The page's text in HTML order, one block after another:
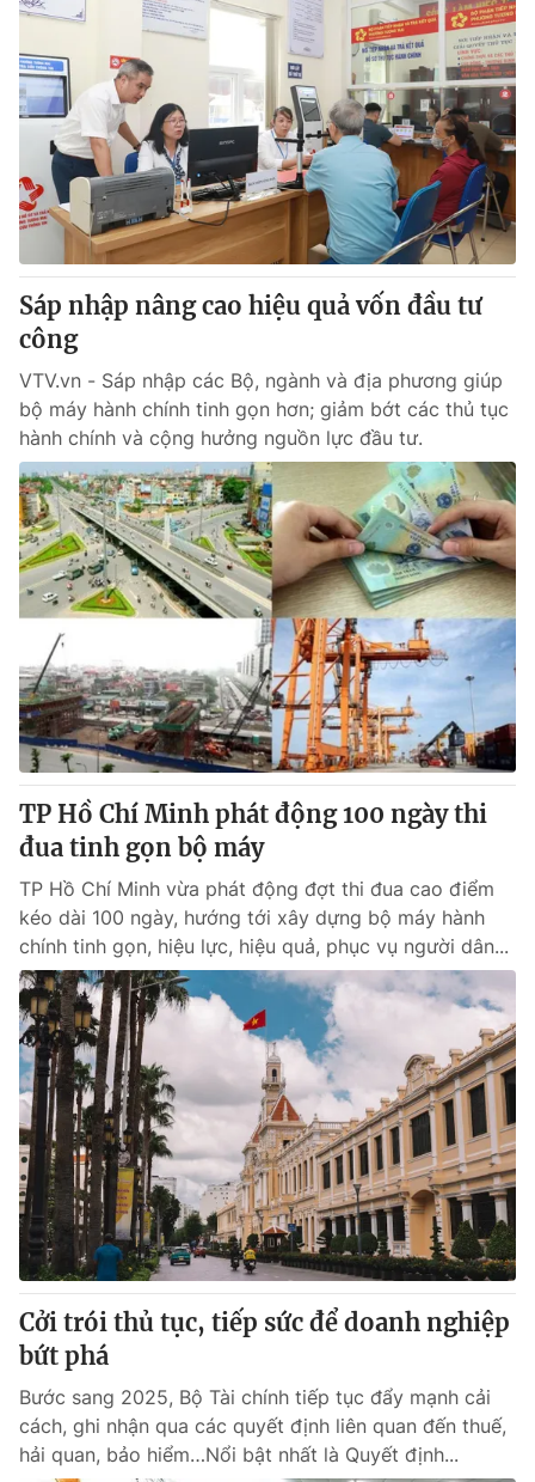
Sáp nhập nâng cao hiệu quả vốn đầu tư
công
VTV.vn - Sáp nhập các Bộ, ngành và địa phương giúp
bộ máy hành chính tinh gọn hơn; giảm bớt các thủ tục
hành chính và cộng hưởng nguồn lực đầu tư.
TP Hồ Chí Minh phát động 100 ngày thi
đua tinh gọn bộ máy
TP Hồ Chí Minh vừa phát động đợt thi đua cao điểm
kéo dài 100 ngày, hướng tới xây dựng bộ máy hành
chính tinh gọn, hiệu lực, hiệu quả, phục vụ người dân...
Cởi trói thủ tục, tiếp sức để doanh nghiệp
bứt phá
Bước sang 2025, Bộ Tài chính tiếp tục đẩy mạnh cải
cách, ghi nhận qua các quyết định liên quan đến thuế,
hải quan, bảo hiểm…Nổi bật nhất là Quyết định...